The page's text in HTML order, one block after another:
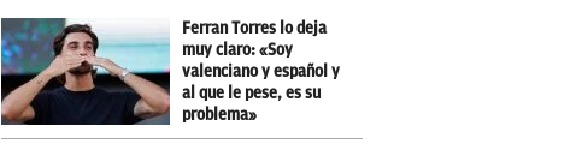
Ferran Torres lo deja
muy claro: «Soy
valenciano y español y
al que le pese, es su
problema»